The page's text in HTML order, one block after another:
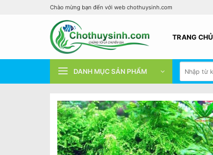
Chào mừng bạn đến với web chothuysinh.com
TRANG CHỦ
DANH MỤC SẢN PHẨM
kiếm: